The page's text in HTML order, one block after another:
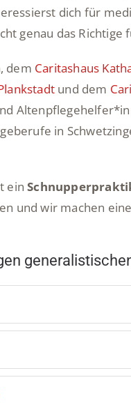
dich für
genau das Richtige
dem Caritashaus
und dem
in
ein
und wir machen